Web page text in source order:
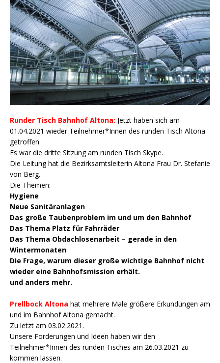
Runder Tisch Bahnhof Altona: Jetzt haben sich am
01.04.2021 wieder Teilnehmer*Innen des runden Tisch Altona
getroffen.
Es war die dritte Sitzung am runden Tisch Skype.
Die Leitung hat die Bezirksamtsleiterin Altona Frau Dr. Stefanie
von Berg.
Die Themen:
Hygiene
Neue Sanitäranlagen
Das große Taubenproblem im und um den Bahnhof
Das Thema Platz für Fahrräder
Das Thema Obdachlosenarbeit – gerade in den
Wintermonaten
Die Frage, warum dieser große wichtige Bahnhof nicht
wieder eine Bahnhofsmission erhält.
und anders mehr.
Prellbock Altona hat mehrere Male größere Erkundungen am
und im Bahnhof Altona gemacht.
Zu letzt am 03.02.2021.
Unsere Forderungen und Ideen haben wir den
Teilnehmer*Innen des runden Tisches am 26.03.2021 zu
kommen lassen.